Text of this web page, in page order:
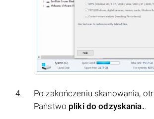
Po zakończeniu skanowania,
Państwo pliki do odzyskania..